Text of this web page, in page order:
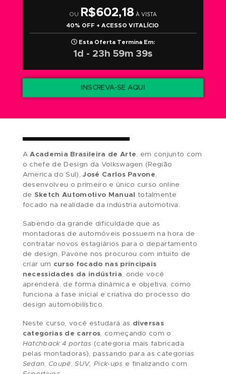
VALOR DO INVESTIMENTO:
R$1.003,64
R$747,36 em 12x
de R$62,28 s/juros
OUR$602,18À VISTA
40% OFF + ACESSO VITALÍCIO
1d - 23h 59m 38s
INSCREVA-SE AQUI
Academia Brasileira de Arte
, em conjunto
o chefe de Design da Volkswagen (Região
America do Sul),José Carlos Pavone
desenvolveu o primeiro e único curso online
de Sketch Automotivo Manual totalmente
focado na realidade da indústria automotiva.
Sabendo da grande dificuldade que as
montadoras de automóveis possuem na hora
contratar novos estagiários para o
de design, Pavone nos procurou com intuito de
criar umcurso focado nas principais